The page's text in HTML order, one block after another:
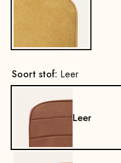
Soort stof: Leer
Leer